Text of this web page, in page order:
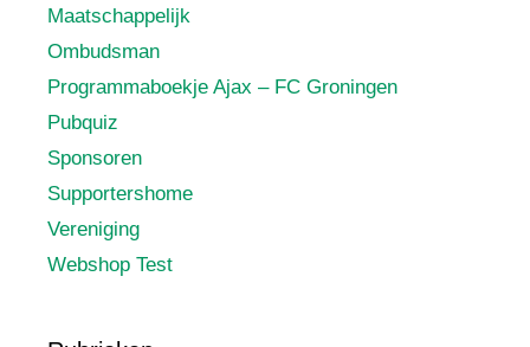
Maatschappelijk
Ombudsman
Programmaboekje Ajax – FC Groningen
Pubquiz
Sponsoren
Supportershome
Vereniging
Webshop Test